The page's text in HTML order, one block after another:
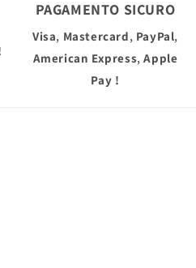
PAGAMENTO SICURO
Visa, Mastercard, PayPal,
American Express,Apple
Pay !